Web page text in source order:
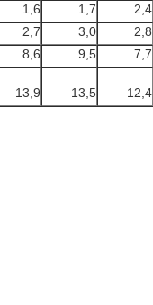
1,6 1,7 2,4
2,7 3,0 2,8
8,6 9,5 7,7
13,9 13,5 12,4